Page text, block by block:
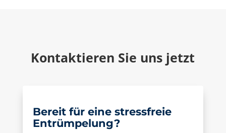
Kontaktieren Sie uns jetzt
Bereit für eine stressfreie
Entrümpelung?